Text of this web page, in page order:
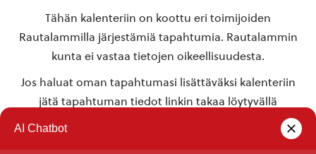
Tähän kalenteriin on koottu eri toimijoiden
Rautalammilla järjestämiä tapahtumia. Rautalammin
kunta ei vastaa tietojen oikeellisuudesta.
Jos haluat oman tapahtumasi lisättäväksi kalenteriin
jätä tapahtuman tiedot linkin takaa löytyvällä